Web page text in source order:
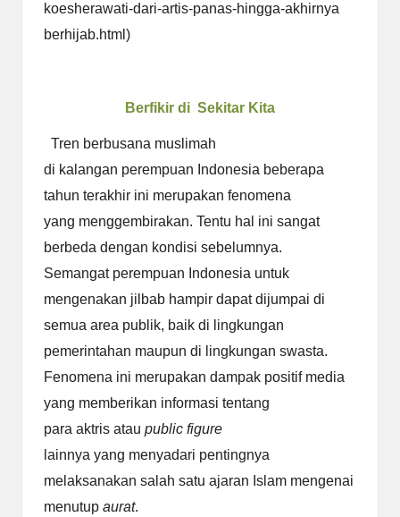
koesherawati-dari-artis-panas-hingga-akhirnya
berhijab.html)
Berfikir di Sekitar Kita
Tren berbusana muslimah
di kalangan perempuan Indonesia beberapa
tahun terakhir ini merupakan fenomena
yang menggembirakan. Tentu hal ini sangat
berbeda dengan kondisi sebelumnya.
Semangat perempuan Indonesia untuk
mengenakan jilbab hampir dapat dijumpai di
semua area publik, baik di lingkungan
pemerintahan maupun di lingkungan swasta.
Fenomena ini merupakan dampak positif media
yang memberikan informasi tentang
para aktris atau public figure
lainnya yang menyadari pentingnya
melaksanakan salah satu ajaran Islam mengenai
menutup aurat.